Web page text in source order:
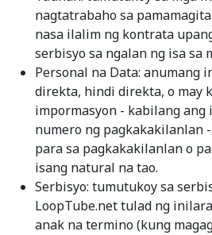
nagtatrabaho sa
nasa ilalim ng kontrata
serbisyo sa ngalan ng isa sa
Personal na Data: anumang
direkta, hindi direkta, o may
impormasyon - kabilang ang
numero ng pagkakakilanlan
para sa pagkakakilanlan o
isang natural na tao.
Serbisyo: tumutukoy sa
LoopTube.net tulad ng
anak na termino (kung